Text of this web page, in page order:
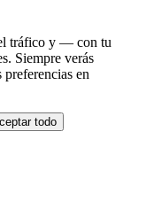
tráfico y — con tu
Siempre verás
en
todo